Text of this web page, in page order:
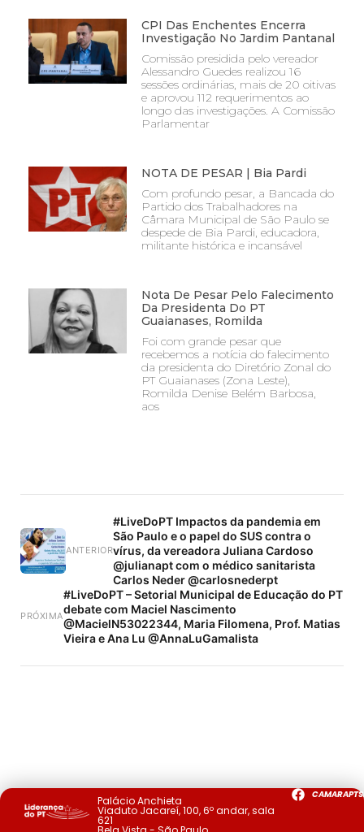
CPI Das Enchentes Encerra
Investigação No Jardim Pantanal
Comissão presidida pelo vereador
Alessandro Guedes realizou 16
sessões ordinárias, mais de 20 oitivas
e aprovou 112 requerimentos ao
longo das investigações. A Comissão
Parlamentar
NOTA DE PESAR | Bia Pardi
Com profundo pesar, a Bancada do
Partido dos Trabalhadores na
Câmara Municipal de São Paulo se
despede de Bia Pardi, educadora,
militante histórica e incansável
Nota De Pesar Pelo Falecimento
Da Presidenta Do PT
Guaianases, Romilda
Foi com grande pesar que
recebemos a notícia do falecimento
da presidenta do Diretório Zonal do
PT Guaianases (Zona Leste),
Romilda Denise Belém Barbosa,
aos
ANTERIOR
#LiveDoPT Impactos da pandemia em
São Paulo e o papel do SUS contra o
vírus, da vereadora Juliana Cardoso
@julianapt com o médico sanitarista
Carlos Neder @carlosnederpt
PRÓXIMA
#LiveDoPT – Setorial Municipal de Educação do PT
debate com Maciel Nascimento
@MacielN53022344, Maria Filomena, Prof. Matias
Vieira e Ana Lu @AnnaLuGamalista
Palácio Anchieta
Viaduto Jacareí, 100, 6º andar, sala
621